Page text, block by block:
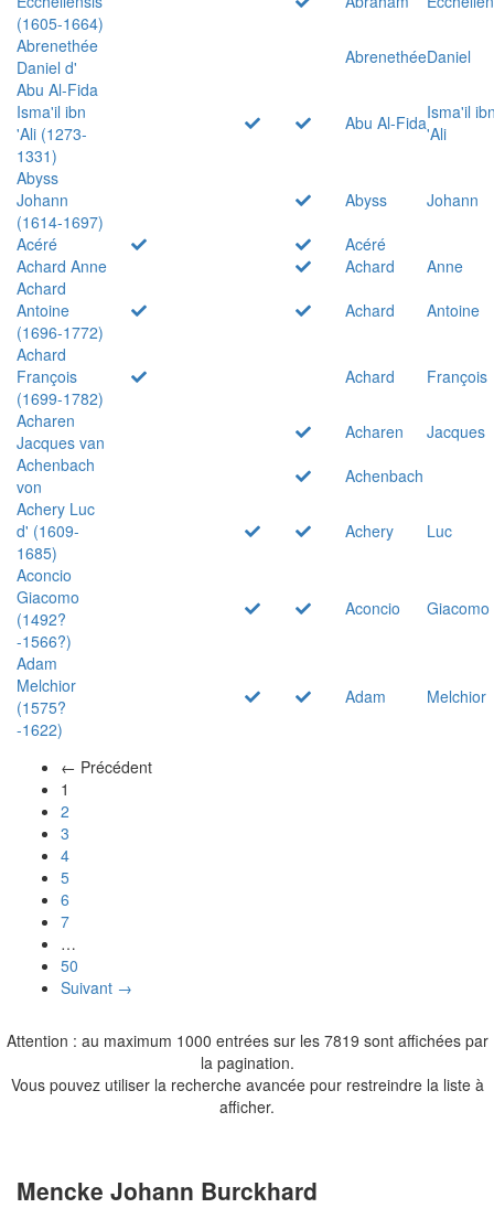
(1605-1664)
Abrenethée
Daniel d'
AbrenethéeDaniel
Abu Al-Fida
Isma'il ibn
'Ali (1273-
1331)
Abu Al-FidaIsma'il
'Ali
Abyss
Johann
(1614-1697)
Abyss
Johann
Acéré
Acéré
Achard Anne
Achard
Anne
Achard
Antoine
(1696-1772)
Achard
Antoine
Achard
François
(1699-1782)
Achard
François
Acharen
Jacques van
Acharen
Jacques
Achenbach
von
Achenbach
Achery Luc
d' (1609-
1685)
Achery
Luc
Aconcio
Giacomo
(1492?
-1566?)
Aconcio Giacomo
Adam
Melchior
(1575?
-1622)
Adam Melchior
← Précédent
1
2
3
4
5
6
7
…
50
Suivant →
Attention : au maximum 1000 entrées sur les 7819 sont affichées par
la pagination.
Vous pouvez utiliser la recherche avancée pour restreindre la liste à
afficher.
Mencke Johann Burckhard